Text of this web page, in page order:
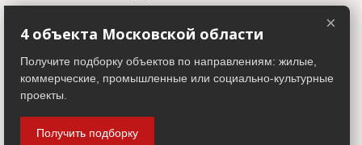
Настоящим строительным адресом можно считать адрес,
указанный в правоустанавливающих документах. Иногда
строительные организации делают свои добавления
(например, вторая очередь). В официальных документах
должен присутствовать официальный строительный адрес,
а все остальное - это уточнения типа "шестикомнатная
квартира с большой кладовой", которые годятся только
для переговоров.
×
4 объекта Московской области
Получите подборку объектов по направлениям: жилые,
коммерческие, промышленные или социально-культурные
проекты.
Получить подборку